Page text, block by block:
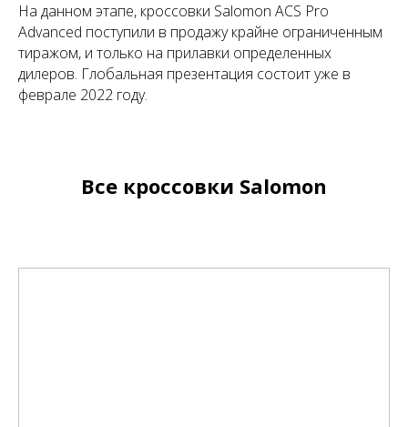
На данном этапе, кроссовки Salomon ACS Pro
Advanced поступили в продажу крайне ограниченным
тиражом, и только на прилавки определенных
дилеров. Глобальная презентация состоит уже в
феврале 2022 году.
Все кроссовки Salomon